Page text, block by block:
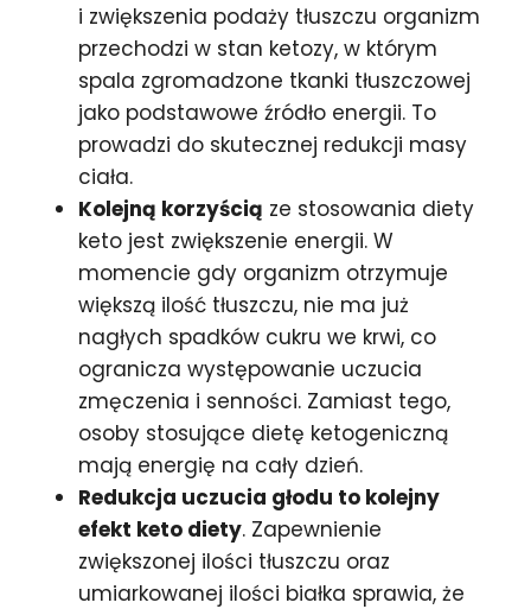
i zwiększenia podaży tłuszczu organizm
przechodzi w stan ketozy, w którym
spala zgromadzone tkanki tłuszczowej
jako podstawowe źródło energii. To
prowadzi do skutecznej redukcji masy
ciała.
Kolejną korzyścią ze stosowania diety
keto jest zwiększenie energii. W
momencie gdy organizm otrzymuje
większą ilość tłuszczu, nie ma już
nagłych spadków cukru we krwi, co
ogranicza występowanie uczucia
zmęczenia i senności. Zamiast tego,
osoby stosujące dietę ketogeniczną
mają energię na cały dzień.
Redukcja uczucia głodu to kolejny
efekt keto diety. Zapewnienie
zwiększonej ilości tłuszczu oraz
umiarkowanej ilości białka sprawia, że